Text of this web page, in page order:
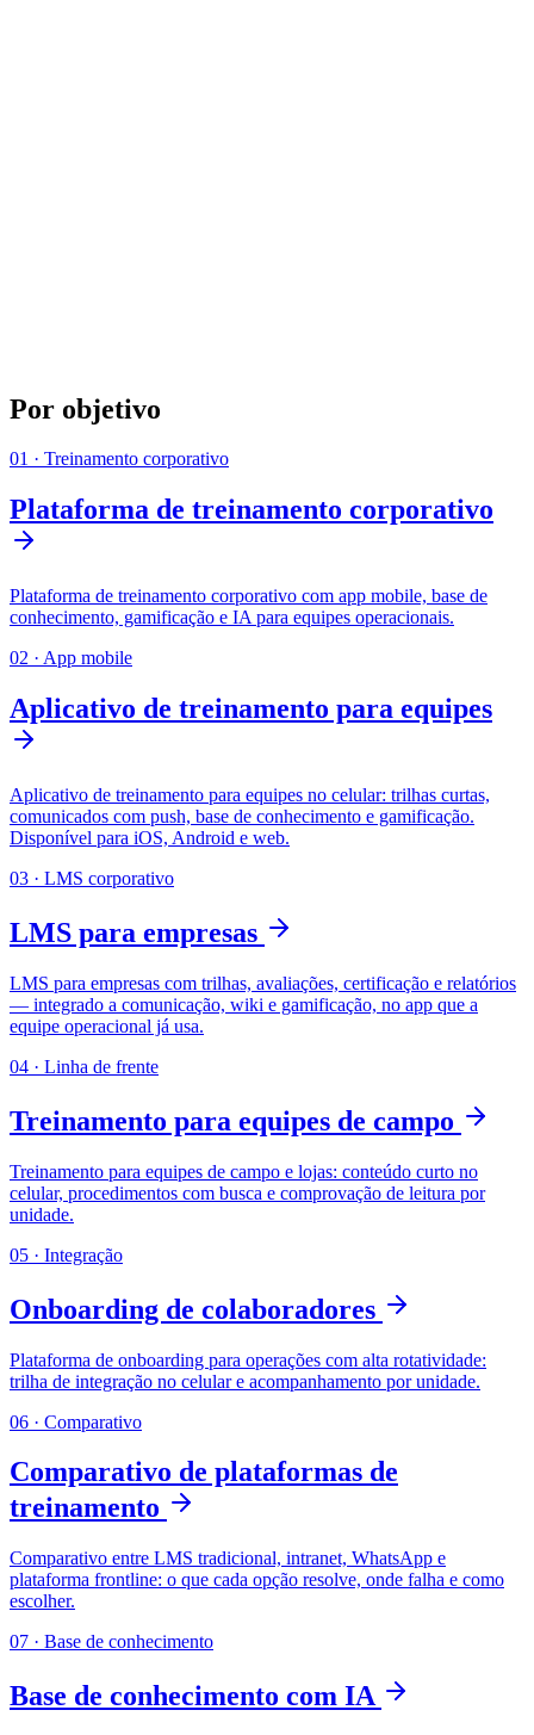
Por objetivo
01 · Treinamento corporativo
Plataforma de treinamento corporativo
Plataforma de treinamento corporativo com app mobile, base de
conhecimento, gamificação e IA para equipes operacionais.
02 · App mobile
Aplicativo de treinamento para equipes
Aplicativo de treinamento para equipes no celular: trilhas curtas,
comunicados com push, base de conhecimento e gamificação.
Disponível para iOS, Android e web.
03 · LMS corporativo
LMS para empresas
LMS para empresas com trilhas, avaliações, certificação e relatórios
— integrado a comunicação, wiki e gamificação, no app que a
equipe operacional já usa.
04 · Linha de frente
Treinamento para equipes de campo
Treinamento para equipes de campo e lojas: conteúdo curto no
celular, procedimentos com busca e comprovação de leitura por
unidade.
05 · Integração
Onboarding de colaboradores
Plataforma de onboarding para operações com alta rotatividade:
trilha de integração no celular e acompanhamento por unidade.
06 · Comparativo
Comparativo de plataformas de
treinamento
Comparativo entre LMS tradicional, intranet, WhatsApp e
plataforma frontline: o que cada opção resolve, onde falha e como
escolher.
07 · Base de conhecimento
Base de conhecimento com IA